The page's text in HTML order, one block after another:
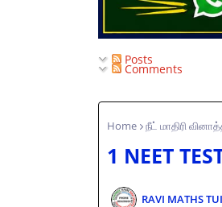
Posts
Comments
Home நீட் மாதிரி
1 NEET
RAVI MATHS